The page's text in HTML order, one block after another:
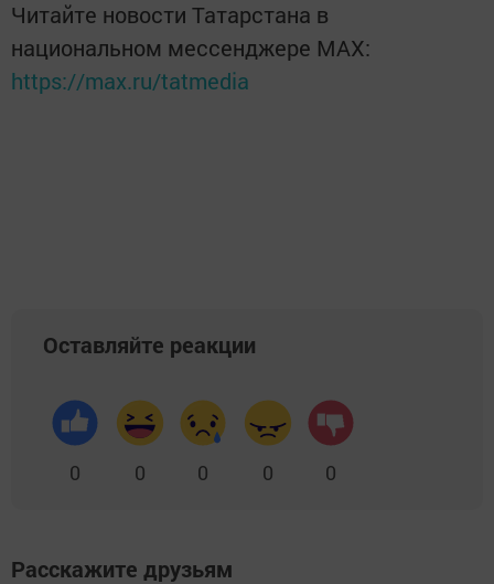
Читайте новости Татарстана в
национальном мессенджере MАХ:
https://max.ru/tatmedia
Оставляйте реакции
0 0 0 0 0
Расскажите друзьям